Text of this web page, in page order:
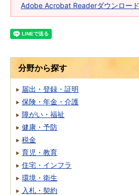
Adobe Acrobat Readerダウンロード
分野から探す
届出・登録・証明
保険・年金・介護
障がい・福祉
健康・予防
税金
育児・教育
住宅・インフラ
環境・衛生
入札・契約